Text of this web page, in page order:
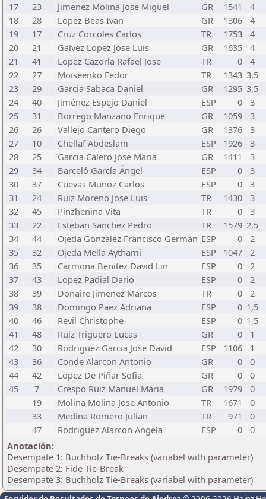
17
23 Jimenez Molina Jose Miguel GR 1541
4
18
28 Lopez Beas Ivan GR 1306
4
19
17 Cruz Corcoles Carlos TR 1753
4
20
21 Galvez Lopez Jose Luis GR 1635
4
21
41 Lopez Cazorla Rafael Jose TR 0
4
22
27 Moiseenko Fedor TR 1343 3,5
23
29 Garcia Sabaca Daniel GR 1295 3,5
24
40 Jiménez Espejo Daniel ESP 0
3
25
31 Borrego Manzano Enrique GR 1059
3
26
26 Vallejo Cantero Diego GR 1376
3
27
10 Chellaf Abdeslam ESP 1926
3
28
25 Garcia Calero Jose Maria GR 1411
3
29
34 Barceló García Ángel ESP 0
3
30
37 Cuevas Munoz Carlos ESP 0
3
31
24 Ruiz Moreno Jose Luis TR 1430
3
32
45 Pinzhenina Vita TR 0
3
33
22 Esteban Sanchez Pedro TR 1579 2,5
34
44 Ojeda Gonzalez Francisco German ESP 0
2
35
32 Ojeda Mella Aythami ESP 1047
2
36
35 Carmona Benitez David Lin ESP 0
2
37
43 Lopez Padial Dario ESP 0
2
38
39 Donaire Jimenez Marcos TR 0
2
39
38 Domingo Paez Adriana ESP 0 1,5
40
46 Revil Christophe ESP 0 1,5
41
48 Ruiz Triguero Lucas GR 0
1
42
30 Rodriguez Garcia Jose David ESP 1106
1
43
36 Conde Alarcon Antonio GR 0
0
44
42 Lopez De Piñar Sofia GR 0
0
45
7 Crespo Ruiz Manuel Maria GR 1979
0
19
Molina Molina Jose Antonio TR 1671
0
33
Medina Romero Julian TR 971
0
47
Rodriguez Alarcon Angela ESP 0
0
Anotación:
Desempate 1: Buchholz Tie-Breaks (variabel with parameter)
Desempate 2: Fide Tie-Break
Desempate 3: Buchholz Tie-Breaks (variabel with parameter)